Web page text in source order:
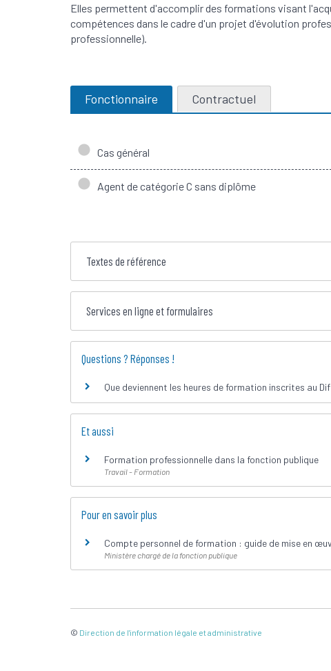
Elles permettent d'accomplir des formations visant
compétences dans le cadre d'un projet d'évolution
professionnelle).
Fonctionnaire Contractuel
Cas général
Agent de catégorie C sans diplôme
Textes de référence
Services en ligne et formulaires
Questions ? Réponses !
Que deviennent les heures de formation inscrites au
Et aussi
Formation professionnelle dans la fonction publique
Travail - Formation
Pour en savoir plus
Compte personnel de formation : guide de mise en
Ministère chargé de la fonction publique
© Direction de l'information légale et administrative